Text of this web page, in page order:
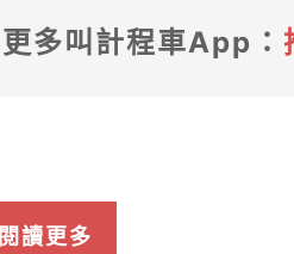
更多叫計程車App：
閱讀更多